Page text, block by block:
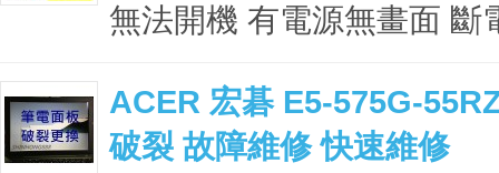
無法開機 有電源無畫面
ACER 宏碁 E5-575G-
破裂 故障維修 快速維修